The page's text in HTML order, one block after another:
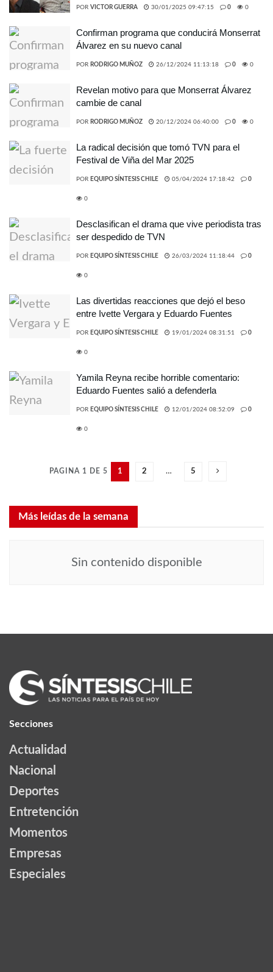
POR VICTOR GUERRA 30/01/2025 09:47:15 0 0
Confirman programa que conducirá Monserrat
Álvarez en su nuevo canal
POR RODRIGO MUÑOZ 26/12/2024 11:13:18 0 0
Revelan motivo para que Monserrat Álvarez
cambie de canal
POR RODRIGO MUÑOZ 20/12/2024 06:40:00 0 0
La radical decisión que tomó TVN para el
Festival de Viña del Mar 2025
POR EQUIPO SÍNTESIS CHILE 05/04/2024 17:18:42 0
0
Desclasifican el drama que vive periodista tras
ser despedido de TVN
POR EQUIPO SÍNTESIS CHILE 26/03/2024 11:18:44 0
0
Las divertidas reacciones que dejó el beso
entre Ivette Vergara y Eduardo Fuentes
POR EQUIPO SÍNTESIS CHILE 19/01/2024 08:31:51 0
0
Yamila Reyna recibe horrible comentario:
Eduardo Fuentes salió a defenderla
POR EQUIPO SÍNTESIS CHILE 12/01/2024 08:52:09 0
0
PAGINA 1 DE 5 1 2 … 5
Más leídas de la semana
Sin contenido disponible
Secciones
Actualidad
Nacional
Deportes
Entretención
Momentos
Empresas
Especiales